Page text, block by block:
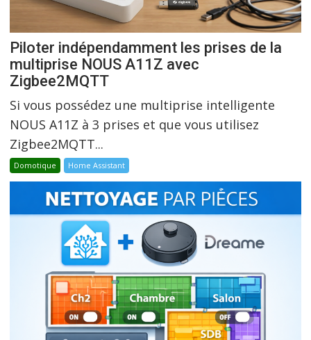
Piloter indépendamment les prises de la
multiprise NOUS A11Z avec
Zigbee2MQTT
Si vous possédez une multiprise intelligente
NOUS A11Z à 3 prises et que vous utilisez
Zigbee2MQTT...
Domotique Home Assistant